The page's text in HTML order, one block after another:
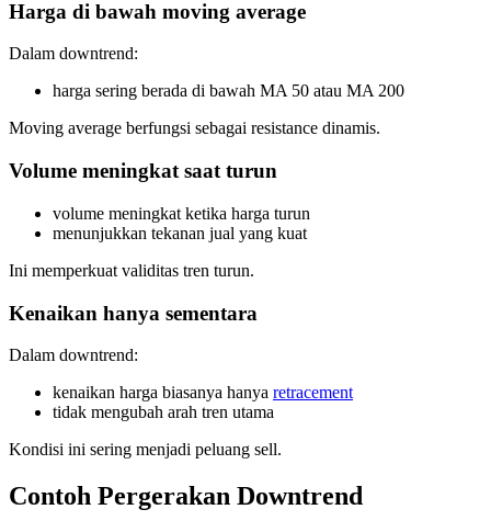
Harga di bawah moving average
Dalam downtrend:
harga sering berada di bawah MA 50 atau MA 200
Moving average berfungsi sebagai resistance dinamis.
Volume meningkat saat turun
volume meningkat ketika harga turun
menunjukkan tekanan jual yang kuat
Ini memperkuat validitas tren turun.
Kenaikan hanya sementara
Dalam downtrend:
kenaikan harga biasanya hanya retracement
tidak mengubah arah tren utama
Kondisi ini sering menjadi peluang sell.
Contoh Pergerakan Downtrend